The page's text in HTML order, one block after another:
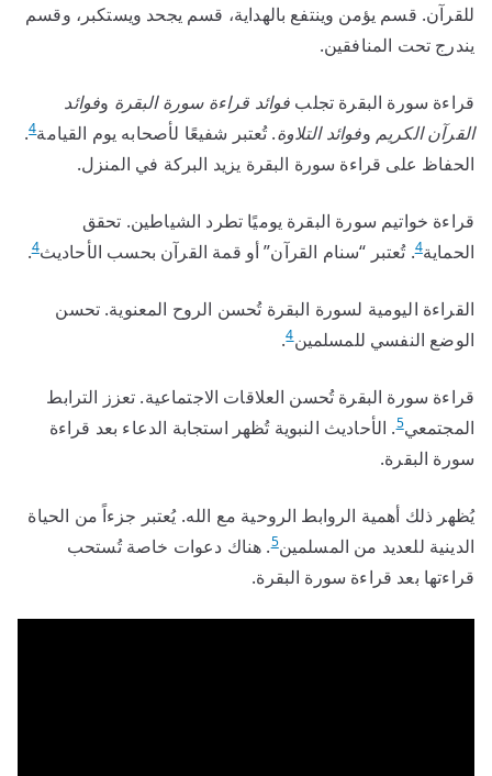
للقرآن. قسم يؤمن وينتفع بالهداية، قسم يجحد ويستكبر، وقسم
يندرج تحت المنافقين.
قراءة سورة البقرة تجلب فوائد قراءة سورة البقرة وفوائد
القرآن الكريم وفوائد التلاوة. تُعتبر شفيعًا لأصحابه يوم القيامة4
.
الحفاظ على قراءة سورة البقرة يزيد البركة في المنزل.
قراءة خواتيم سورة البقرة يوميًا تطرد الشياطين. تحقق
الحماية4. تُعتبر “سنام القرآن” أو قمة القرآن بحسب الأحاديث4
.
القراءة اليومية لسورة البقرة تُحسن الروح المعنوية. تحسن
الوضع النفسي للمسلمين4
.
قراءة سورة البقرة تُحسن العلاقات الاجتماعية. تعزز الترابط
المجتمعي5. الأحاديث النبوية تُظهر استجابة الدعاء بعد قراءة
سورة البقرة.
يُظهر ذلك أهمية الروابط الروحية مع الله. يُعتبر جزءاً من الحياة
الدينية للعديد من المسلمين5. هناك دعوات خاصة تُستحب
قراءتها بعد قراءة سورة البقرة.